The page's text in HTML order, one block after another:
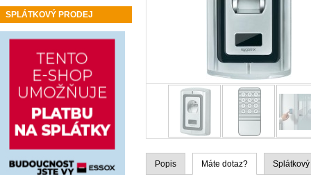
0100202S
nejiskřivý plochý (palcový) klíč
SPLÁTKOVÝ PRODEJ
Popis Máte dotaz?